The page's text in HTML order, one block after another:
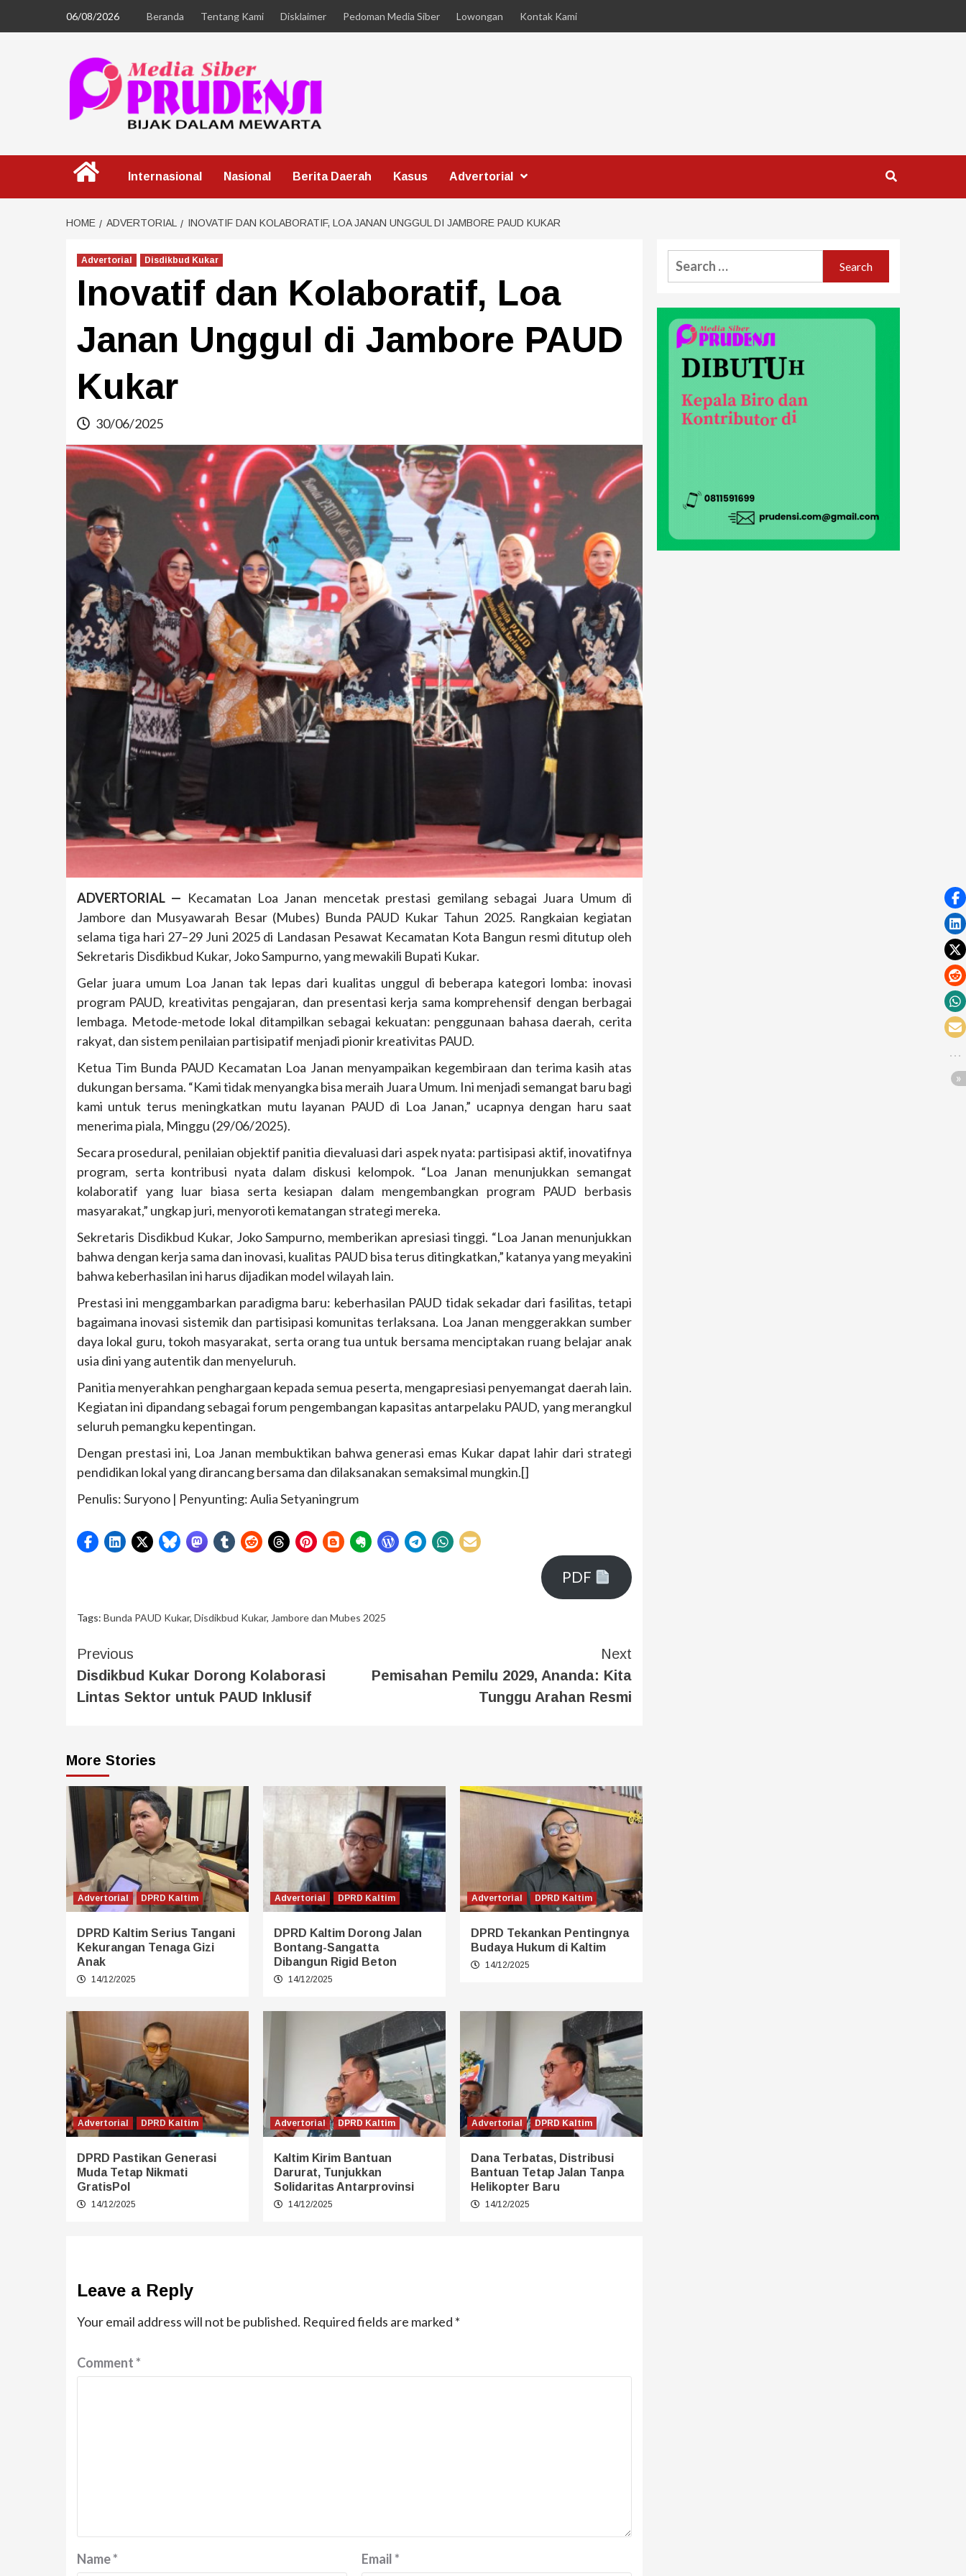
06/08/2026 Beranda Tentang Kami Disklaimer Pedoman Media Siber Lowongan Kontak Kami
Internasional Nasional Berita Daerah Kasus Advertorial
HOME ADVERTORIAL INOVATIF DAN KOLABORATIF, LOA JANAN UNGGUL DI JAMBORE PAUD KUKAR
Advertorial Disdikbud Kukar
Inovatif dan Kolaboratif, Loa
Janan Unggul di Jambore PAUD
Kukar
30/06/2025
ADVERTORIAL — Kecamatan Loa Janan mencetak prestasi gemilang sebagai Juara Umum di
Jambore dan Musyawarah Besar (Mubes) Bunda PAUD Kukar Tahun 2025. Rangkaian kegiatan
selama tiga hari 27–29 Juni 2025 di Landasan Pesawat Kecamatan Kota Bangun resmi ditutup oleh
Sekretaris Disdikbud Kukar, Joko Sampurno, yang mewakili Bupati Kukar.
Gelar juara umum Loa Janan tak lepas dari kualitas unggul di beberapa kategori lomba: inovasi
program PAUD, kreativitas pengajaran, dan presentasi kerja sama komprehensif dengan berbagai
lembaga. Metode-metode lokal ditampilkan sebagai kekuatan: penggunaan bahasa daerah, cerita
rakyat, dan sistem penilaian partisipatif menjadi pionir kreativitas PAUD.
Ketua Tim Bunda PAUD Kecamatan Loa Janan menyampaikan kegembiraan dan terima kasih atas
dukungan bersama. “Kami tidak menyangka bisa meraih Juara Umum. Ini menjadi semangat baru bagi
kami untuk terus meningkatkan mutu layanan PAUD di Loa Janan,” ucapnya dengan haru saat
menerima piala, Minggu (29/06/2025).
Secara prosedural, penilaian objektif panitia dievaluasi dari aspek nyata: partisipasi aktif, inovatifnya
program, serta kontribusi nyata dalam diskusi kelompok. “Loa Janan menunjukkan semangat
kolaboratif yang luar biasa serta kesiapan dalam mengembangkan program PAUD berbasis
masyarakat,” ungkap juri, menyoroti kematangan strategi mereka.
Sekretaris Disdikbud Kukar, Joko Sampurno, memberikan apresiasi tinggi. “Loa Janan menunjukkan
bahwa dengan kerja sama dan inovasi, kualitas PAUD bisa terus ditingkatkan,” katanya yang meyakini
bahwa keberhasilan ini harus dijadikan model wilayah lain.
Prestasi ini menggambarkan paradigma baru: keberhasilan PAUD tidak sekadar dari fasilitas, tetapi
bagaimana inovasi sistemik dan partisipasi komunitas terlaksana. Loa Janan menggerakkan sumber
daya lokal guru, tokoh masyarakat, serta orang tua untuk bersama menciptakan ruang belajar anak
usia dini yang autentik dan menyeluruh.
Panitia menyerahkan penghargaan kepada semua peserta, mengapresiasi penyemangat daerah lain.
Kegiatan ini dipandang sebagai forum pengembangan kapasitas antarpelaku PAUD, yang merangkul
seluruh pemangku kepentingan.
Dengan prestasi ini, Loa Janan membuktikan bahwa generasi emas Kukar dapat lahir dari strategi
pendidikan lokal yang dirancang bersama dan dilaksanakan semaksimal mungkin.[]
Penulis: Suryono | Penyunting: Aulia Setyaningrum
PDF
Tags: Bunda PAUD Kukar, Disdikbud Kukar, Jambore dan Mubes 2025
Previous
Disdikbud Kukar Dorong Kolaborasi
Lintas Sektor untuk PAUD Inklusif
Next
Pemisahan Pemilu 2029, Ananda: Kita
Tunggu Arahan Resmi
More Stories
Advertorial DPRD Kaltim
DPRD Kaltim Serius Tangani
Kekurangan Tenaga Gizi
Anak
14/12/2025
Advertorial DPRD Kaltim
DPRD Kaltim Dorong Jalan
Bontang-Sangatta
Dibangun Rigid Beton
14/12/2025
Advertorial DPRD Kaltim
DPRD Tekankan Pentingnya
Budaya Hukum di Kaltim
14/12/2025
Advertorial DPRD Kaltim
DPRD Pastikan Generasi
Muda Tetap Nikmati
GratisPol
14/12/2025
Advertorial DPRD Kaltim
Kaltim Kirim Bantuan
Darurat, Tunjukkan
Solidaritas Antarprovinsi
14/12/2025
Advertorial DPRD Kaltim
Dana Terbatas, Distribusi
Bantuan Tetap Jalan Tanpa
Helikopter Baru
14/12/2025
Leave a Reply
Your email address will not be published. Required fields are marked *
Comment*
Name* Email*